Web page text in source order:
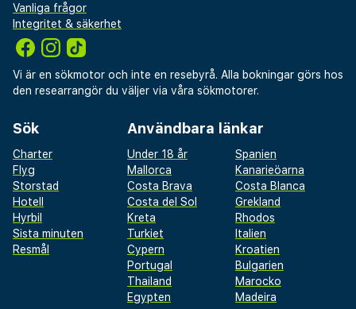
Vanliga frågor
Integritet & säkerhet
Vi är en sökmotor och inte en resebyrå. Alla bokningar görs hos
den researrangör du väljer via våra sökmotorer.
Sök
Charter
Flyg
Storstad
Hotell
Hyrbil
Sista minuten
Resmål
Användbara länkar
Under 18 år
Spanien
Mallorca
Kanarieöarna
Costa Brava
Costa Blanca
Costa del Sol
Grekland
Kreta
Rhodos
Turkiet
Italien
Cypern
Kroatien
Portugal
Bulgarien
Thailand
Marocko
Egypten
Madeira